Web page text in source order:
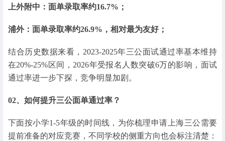
上外附中：面单录取率约16.7%；
浦外：面单录取率约26.9%，相对最为友好；
结合历史数据来看，2023-2025年三公面试通过率基本维持
在20%-25%区间，2026年受报名人数突破6万的影响，面试
通过率进一步下探，竞争明显加剧。
02、 如何提升三公面单通过率？
下面按小学1-5年级的时间线，为你梳理申请上海三公需要
提前准备的对应竞赛，不同学校的侧重方向也会标注清楚：